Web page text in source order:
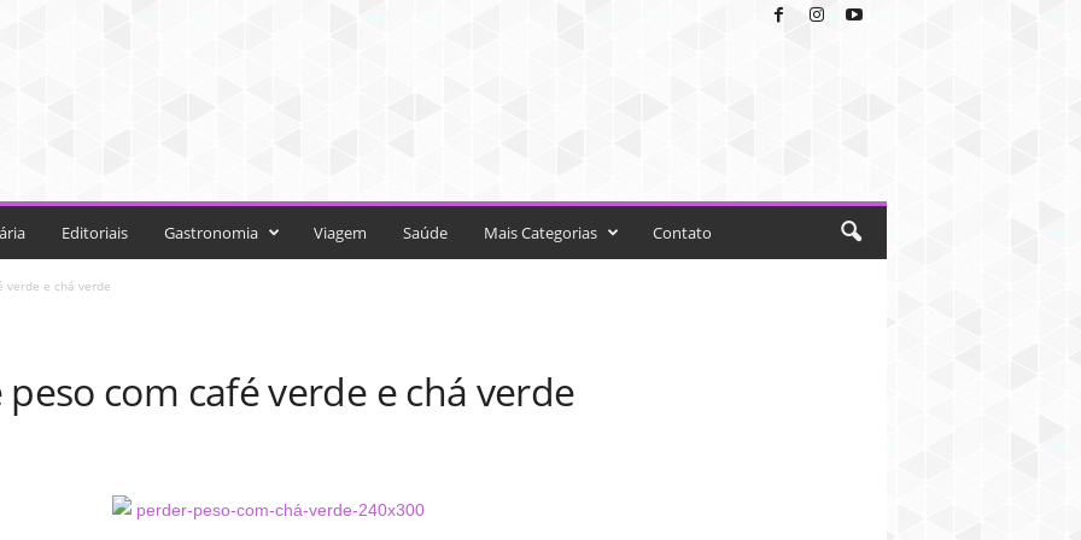
Editoriais Gastronomia Viagem Saúde Mais Categorias Contato
verde e chá verde
com café verde e chá verde